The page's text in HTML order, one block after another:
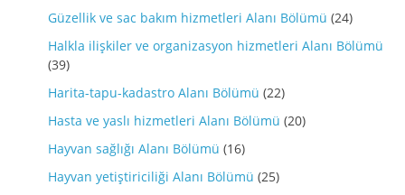
Güzellik ve sac bakım hizmetleri Alanı Bölümü (24)
Halkla ilişkiler ve organizasyon hizmetleri Alanı Bölümü
(39)
Harita-tapu-kadastro Alanı Bölümü (22)
Hasta ve yaslı hizmetleri Alanı Bölümü (20)
Hayvan sağlığı Alanı Bölümü (16)
Hayvan yetiştiriciliği Alanı Bölümü (25)